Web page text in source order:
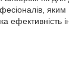
яким
ефективність